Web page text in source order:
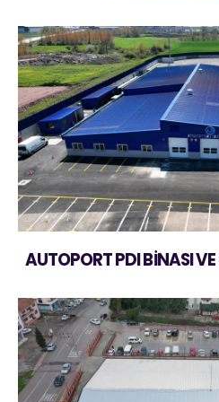
AUTOPORT PDI BİNASI